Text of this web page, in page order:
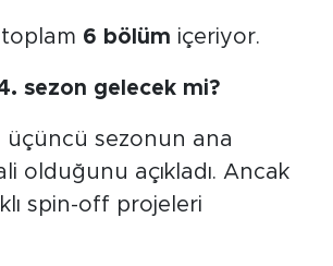
6 bölüm içeriyor.
sezon gelecek mi?
üçüncü sezonun ana
olduğunu açıkladı. Ancak
spin-off projeleri